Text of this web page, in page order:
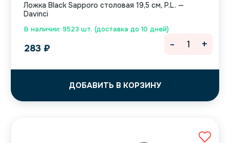
В наличии: 9523 шт. (доставка до 10 дней)
Ложка Black Sapporo столовая 19,5 см, P.L. —
Davinci
283 ₽
ДОБАВИТЬ В КОРЗИНУ
- +